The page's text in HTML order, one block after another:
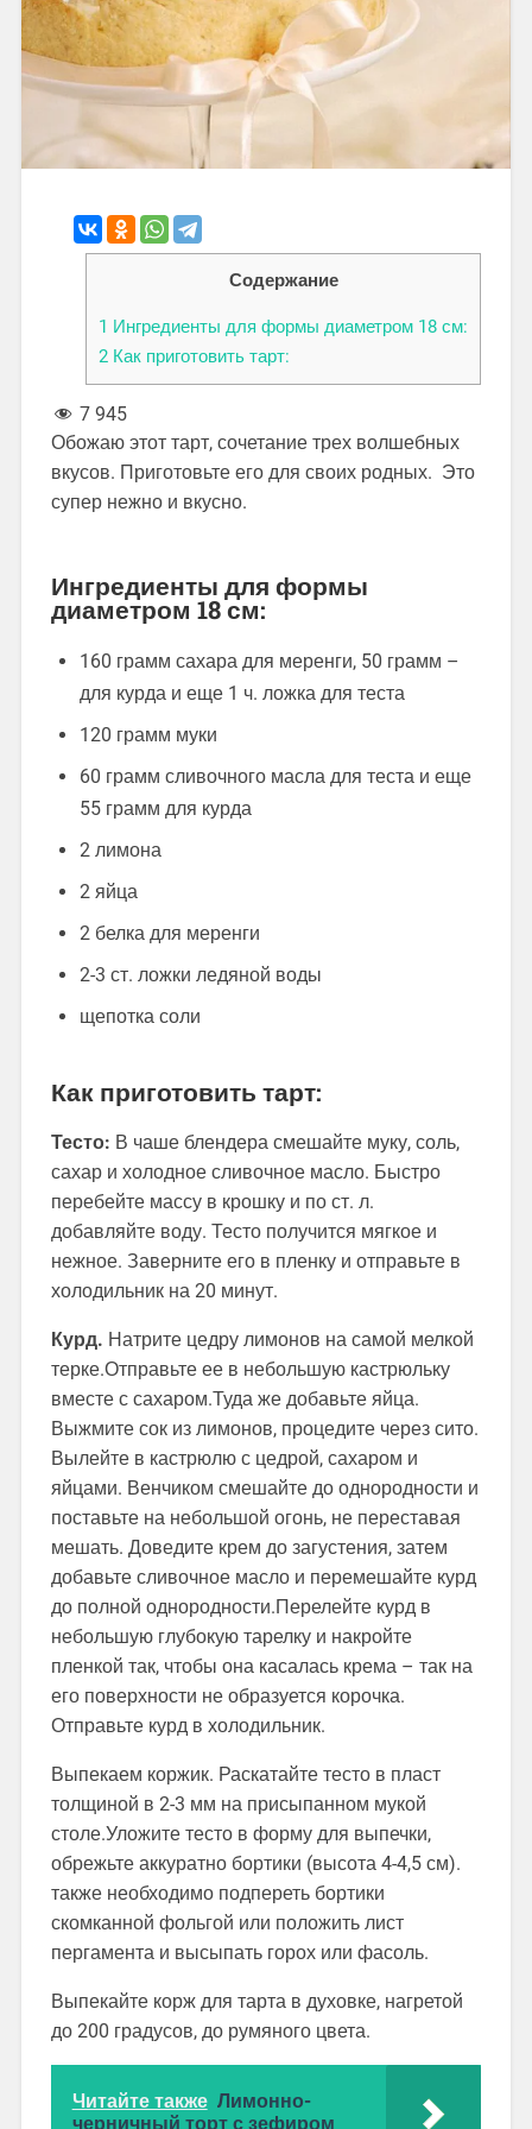
Содержание
1 Ингредиенты для формы диаметром 18 см:
2 Как приготовить тарт:
7 945
Обожаю этот тарт, сочетание трех волшебных
вкусов. Приготовьте его для своих родных. Это
супер нежно и вкусно.
Ингредиенты для формы
диаметром 18 см:
160 грамм сахара для меренги, 50 грамм –
для курда и еще 1 ч. ложка для теста
120 грамм муки
60 грамм сливочного масла для теста и еще
55 грамм для курда
2 лимона
2 яйца
2 белка для меренги
2-3 ст. ложки ледяной воды
щепотка соли
Как приготовить тарт:
Тесто: В чаше блендера смешайте муку, соль,
сахар и холодное сливочное масло. Быстро
перебейте массу в крошку и по ст. л.
добавляйте воду. Тесто получится мягкое и
нежное. Заверните его в пленку и отправьте в
холодильник на 20 минут.
Курд. Натрите цедру лимонов на самой мелкой
терке.Отправьте ее в небольшую кастрюльку
вместе с сахаром.Туда же добавьте яйца.
Выжмите сок из лимонов, процедите через сито.
Вылейте в кастрюлю с цедрой, сахаром и
яйцами. Венчиком смешайте до однородности и
поставьте на небольшой огонь, не переставая
мешать. Доведите крем до загустения, затем
добавьте сливочное масло и перемешайте курд
до полной однородности.Перелейте курд в
небольшую глубокую тарелку и накройте
пленкой так, чтобы она касалась крема – так на
его поверхности не образуется корочка.
Отправьте курд в холодильник.
Выпекаем коржик. Раскатайте тесто в пласт
толщиной в 2-3 мм на присыпанном мукой
столе.Уложите тесто в форму для выпечки,
обрежьте аккуратно бортики (высота 4-4,5 см).
также необходимо подпереть бортики
скомканной фольгой или положить лист
пергамента и высыпать горох или фасоль.
Выпекайте корж для тарта в духовке, нагретой
до 200 градусов, до румяного цвета.
Читайте также Лимонно-
черничный торт с зефиром